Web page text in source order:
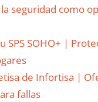
seguridad como
SPS SOHO+ |
de Infortisa |
fallas